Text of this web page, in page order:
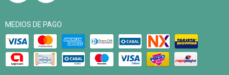
MEDIOS DE PAGO